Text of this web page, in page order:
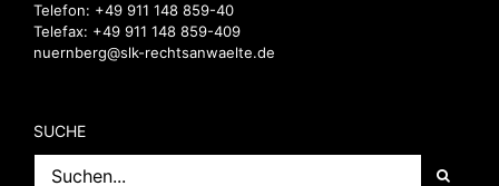
Telefon: +49 911 148 859-40
Telefax: +49 911 148 859-409
nuernberg@slk-rechtsanwaelte.de
SUCHE